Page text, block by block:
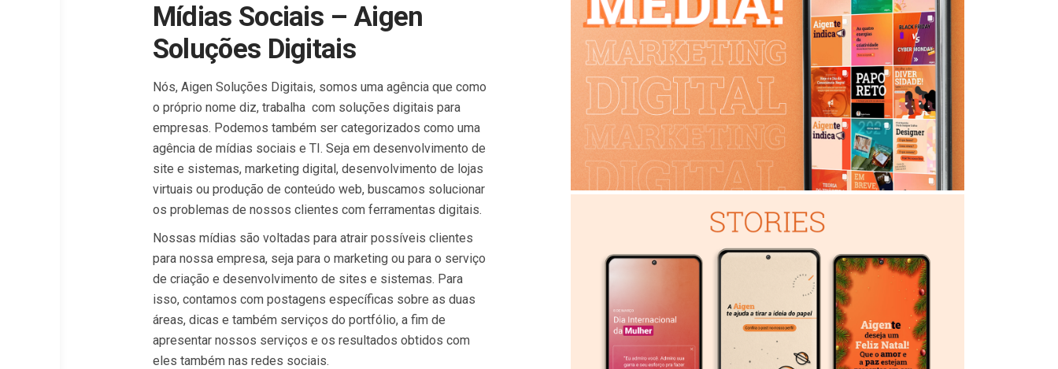
Mídias Sociais – Aigen
Soluções Digitais
Nós, Aigen Soluções Digitais, somos uma agência que como
o próprio nome diz, trabalha com soluções digitais para
empresas. Podemos também ser categorizados como uma
agência de mídias sociais e TI. Seja em desenvolvimento de
site e sistemas, marketing digital, desenvolvimento de lojas
virtuais ou produção de conteúdo web, buscamos solucionar
os problemas de nossos clientes com ferramentas digitais.
Nossas mídias são voltadas para atrair possíveis clientes
para nossa empresa, seja para o marketing ou para o serviço
de criação e desenvolvimento de sites e sistemas. Para
isso, contamos com postagens específicas sobre as duas
áreas, dicas e também serviços do portfólio, a fim de
apresentar nossos serviços e os resultados obtidos com
eles também nas redes sociais.